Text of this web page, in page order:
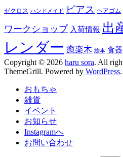
ゼクロス ハンドメイド ピアス ヘアゴム
ワークショップ 入荷情報 出
レンダー 癒楽木 絵本 食器
Copyright © 2026 haru sora. All
ThemeGrill. Powered by WordPress.
おもちゃ
雑貨
イベント
お知らせ
Instagramへ
お問い合わせ